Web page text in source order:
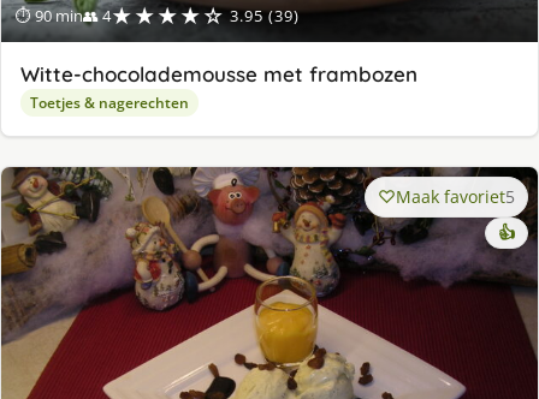
⏱ 90 min👥 4★★★★☆ 3.95 (39)
Witte-chocolademousse met frambozen
Toetjes & nagerechten
Maak favoriet5
👍